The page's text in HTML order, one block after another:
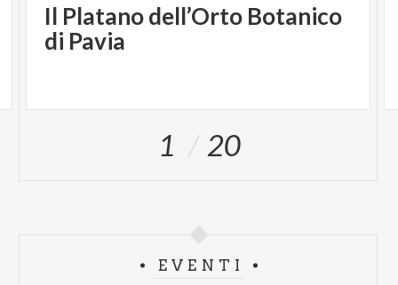
Il Platano dell’Orto Botanico
di Pavia
1 20
EVENTI